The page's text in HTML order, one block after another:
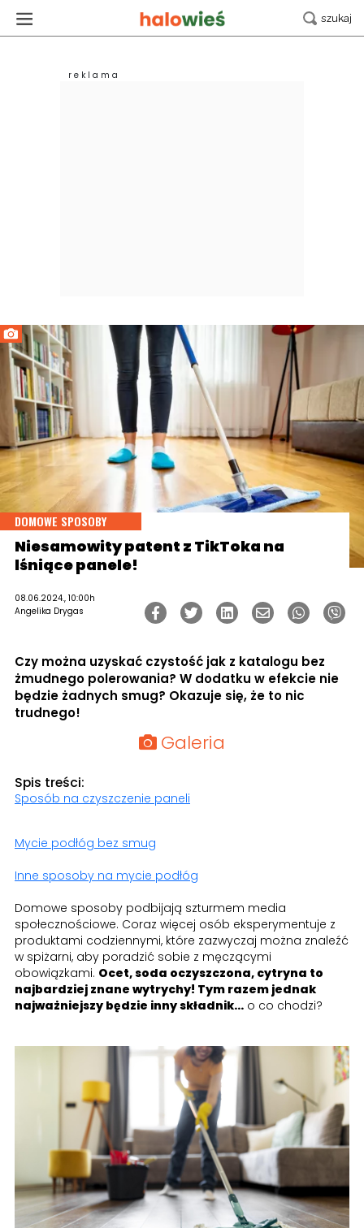
DOMOWE SPOSOBY
Niesamowity patent z TikToka na
lśniące panele!
08.06.2024., 10:00h
Angelika Drygas
Czy można uzyskać czystość jak z katalogu bez
żmudnego polerowania? W dodatku w efekcie nie
będzie żadnych smug? Okazuje się, że to nic
trudnego!
Galeria
Spis treści:
Sposób na czyszczenie paneli
Mycie podłóg bez smug
Inne sposoby na mycie podłóg
Domowe sposoby podbijają szturmem media
społecznościowe. Coraz więcej osób eksperymentuje z
produktami codziennymi, które zazwyczaj można znaleźć
w spiżarni, aby poradzić sobie z męczącymi
obowiązkami. Ocet, soda oczyszczona, cytryna to
najbardziej znane wytrychy! Tym razem jednak
najważniejszy będzie inny składnik... o co chodzi?